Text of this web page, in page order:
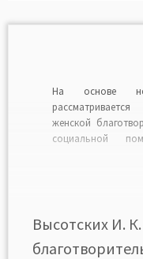
На основе
женской
социальной
безработицы,
участия
комитетов
Высотских И.